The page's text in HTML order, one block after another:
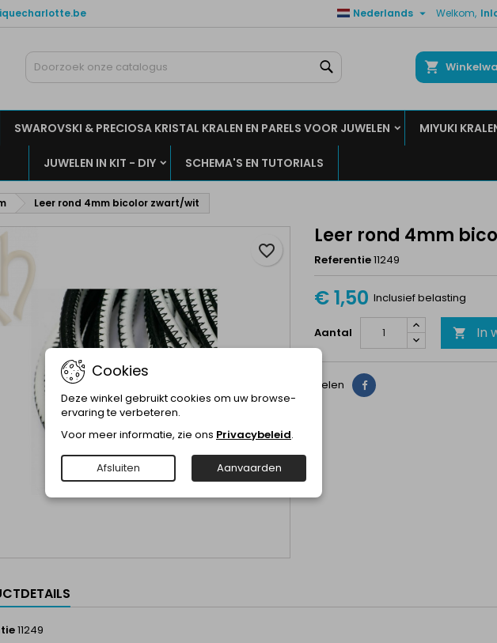
Welkom,
Nederlands 
SWAROVSKI & PRECIOSA KRISTAL KRALEN EN PARELS VOOR JUWELEN MIYUKI
JUWELEN IN KIT - DIY SCHEMA'S EN TUTORIALS
Leer rond 4mm bicolor zwart/wit
Leer rond 4mm
Referentie11249
€ 1,50 Inclusief belasting
Aantal  In
favorite_border
Delen Delen
11249
Mijn verlanglijsten
Maak een lijst
Maak een verlanglijst
Inloggen
moet ingelogd zijn om producten in uw verlanglijst op te slaan.
Annuleren Inloggen
Cookies
Deze winkel gebruikt cookies om uw browse-
ervaring te verbeteren.
Voor meer informatie, zie ons Privacybeleid.
Afsluiten Aanvaarden